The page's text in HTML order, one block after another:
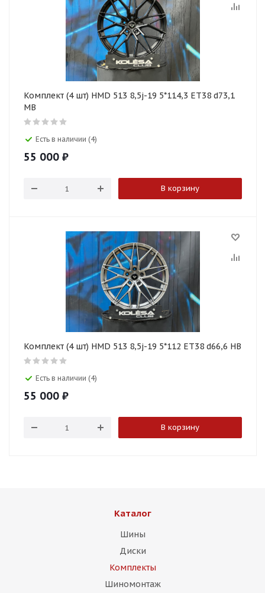
Комплект (4 шт) HMD 513 8,5j-19 5*114,3 ET38 d73,1
MB
Есть в наличии (4)
55 000 ₽
В корзину
Комплект (4 шт) HMD 513 8,5j-19 5*112 ET38 d66,6 HB
Есть в наличии (4)
55 000 ₽
В корзину
Каталог
Шины
Диски
Комплекты
Шиномонтаж